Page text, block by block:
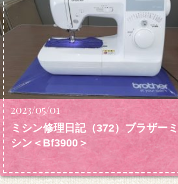
2023/05/01
ミシン修理日記（372）ブラザーミ
シン＜Bf3900＞